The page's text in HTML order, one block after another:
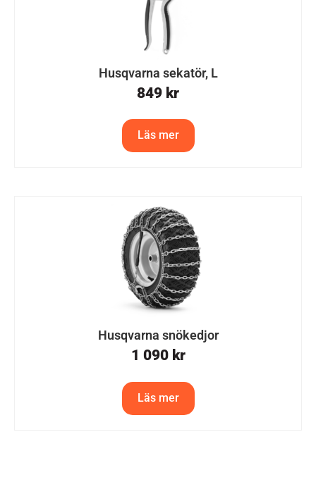
Husqvarna sekatör, L
849 kr
Läs mer
Husqvarna snökedjor
1 090 kr
Läs mer